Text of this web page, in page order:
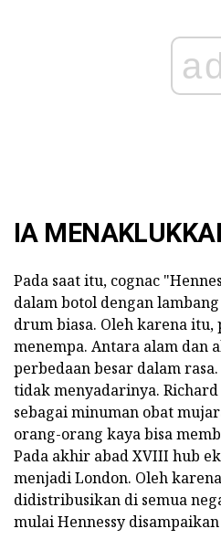
ad
IA
Pada saat itu, cognac
dalam botol dengan
drum biasa. Oleh karena
menempa. Antara alam dan
perbedaan besar dalam
tidak menyadarinya.
sebagai minuman obat
orang-orang kaya bisa
Pada akhir abad XVIII hub
menjadi London. Oleh
didistribusikan di semua
mulai Hennessy disampaikan